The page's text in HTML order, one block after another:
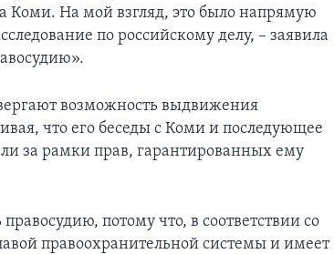
На мой взгляд, это было напрямую
по российскому делу, – заявила
возможность выдвижения
что его беседы с Коми и последующее
за рамки прав, гарантированных ему
потому что, в соответствии со
правоохранительной системы и имеет